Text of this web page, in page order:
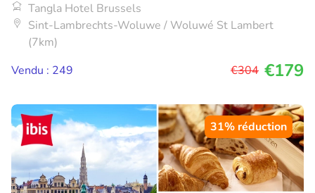
Tangla Hotel Brussels
Sint-Lambrechts-Woluwe / Woluwé St Lambert
(7km)
Vendu : 249
€304 €179
31% réduction